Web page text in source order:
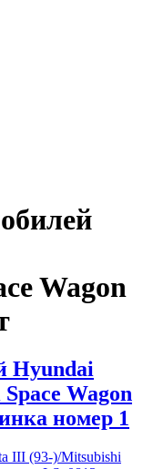
Wagon
Hyundai
Wagon
номер 1
III (93-)/Mitsubishi